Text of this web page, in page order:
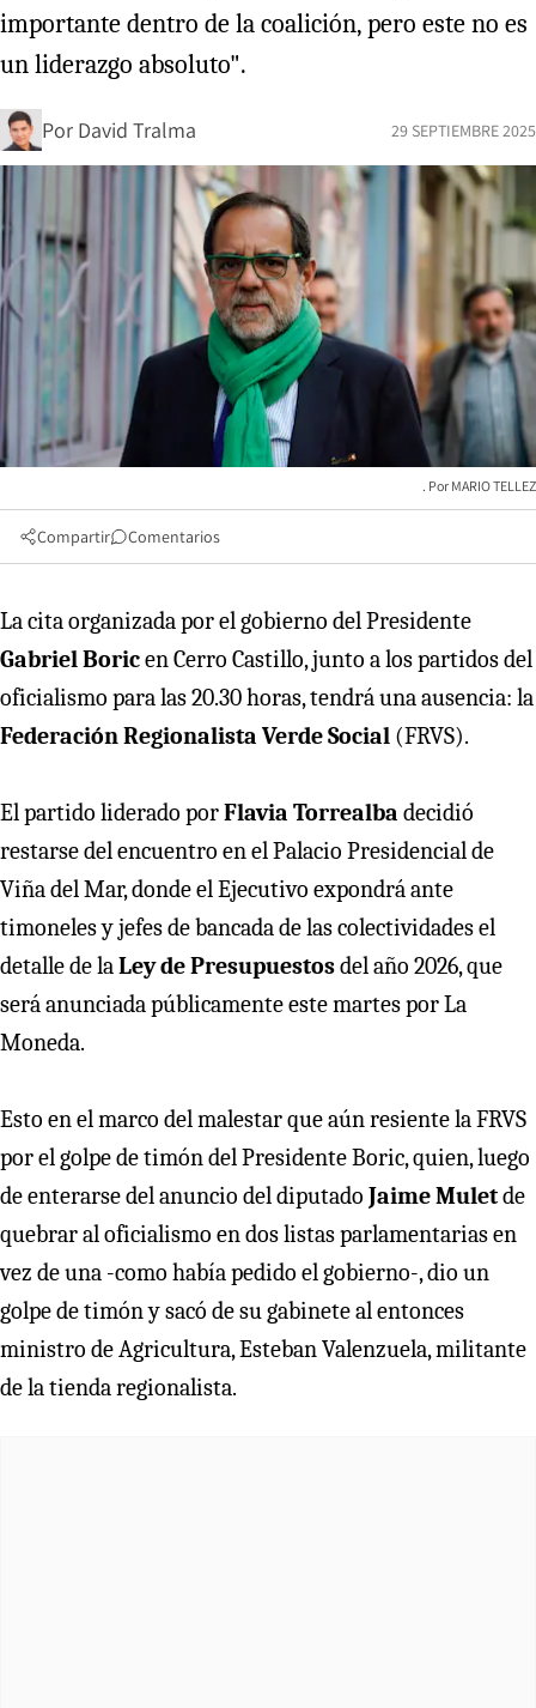
importante dentro de la coalición, pero este no es
un liderazgo absoluto".
Por David Tralma 29 SEPTIEMBRE 2025
MARIO TELLEZ
Compartir Comentarios
La cita organizada por el gobierno del Presidente
Gabriel Boricen Cerro Castillo, junto a los partidos del
oficialismo para las 20.30 horas, tendrá una ausencia: la
Federación Regionalista Verde Social (FRVS).
El partido liderado porFlavia Torrealba decidió
restarse del encuentro en el Palacio Presidencial de
Viña del Mar, donde el Ejecutivo expondrá ante
timoneles y jefes de bancada de las colectividades el
detalle de laLey de Presupuestosdel año 2026, que
será anunciada públicamente este martes por La
Moneda.
Esto en el marco del malestar que aún resiente la FRVS
por el golpe de timón del Presidente Boric, quien, luego
de enterarse del anuncio del diputado Jaime Muletde
quebrar al oficialismo en dos listas parlamentarias en
vez de una -como había pedido el gobierno-, dio un
golpe de timón y sacó de su gabinete al entonces
ministro de Agricultura, Esteban Valenzuela, militante
de la tienda regionalista.